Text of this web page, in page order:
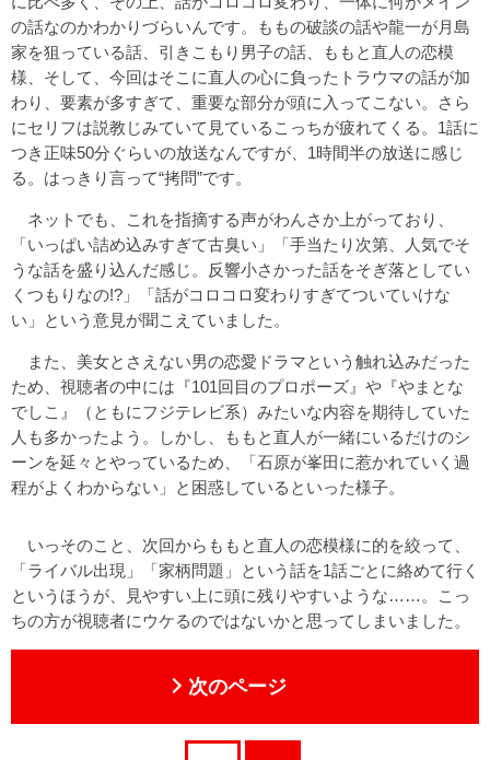
の話なのかわかりづらいんです。ももの破談の話や龍一が月島
家を狙っている話、引きこもり男子の話、ももと直人の恋模
様、そして、今回はそこに直人の心に負ったトラウマの話が加
わり、要素が多すぎて、重要な部分が頭に入ってこない。さら
にセリフは説教じみていて見ているこっちが疲れてくる。1話に
つき正味50分ぐらいの放送なんですが、1時間半の放送に感じ
る。はっきり言って“拷問”です。
ネットでも、これを指摘する声がわんさか上がっており、
「いっぱい詰め込みすぎて古臭い」「手当たり次第、人気でそ
うな話を盛り込んだ感じ。反響小さかった話をそぎ落としてい
くつもりなの!?」「話がコロコロ変わりすぎてついていけな
い」という意見が聞こえていました。
また、美女とさえない男の恋愛ドラマという触れ込みだった
ため、視聴者の中には『101回目のプロポーズ』や『やまとな
でしこ』（ともにフジテレビ系）みたいな内容を期待していた
人も多かったよう。しかし、ももと直人が一緒にいるだけのシ
ーンを延々とやっているため、「石原が峯田に惹かれていく過
程がよくわからない」と困惑しているといった様子。
いっそのこと、次回からももと直人の恋模様に的を絞って、
「ライバル出現」「家柄問題」という話を1話ごとに絡めて行く
というほうが、見やすい上に頭に残りやすいような……。こっ
ちの方が視聴者にウケるのではないかと思ってしまいました。
次のページ